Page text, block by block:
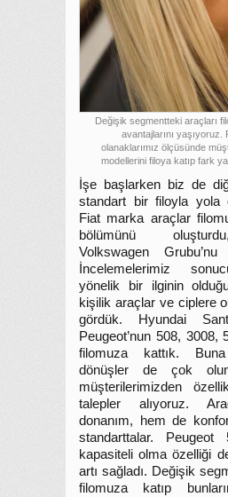
Değişik segmentteki araçları
avantajlarını
olanaklarımız ölçüsünde
modellerini filoya katıp fark
İşe başlarken biz de
standart bir filoyla yola
Fiat marka araçlar
bölümünü
Volkswagen
İncelemelerimiz
yönelik bir ilginin
kişilik araçlar ve ciplere
gördük. Hyundai
Peugeot’nun 508, 3008,
filomuza kattık.
dönüşler de çok
müşterilerimizden
talepler alıyoruz.
donanım, hem de
standarttalar.
kapasiteli olma özelliği
artı sağladı. Değişik
filomuza katıp